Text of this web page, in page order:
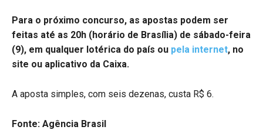
Para o próximo concurso, as apostas podem ser
feitas até as 20h (horário de Brasília) de sábado-feira
(9), em qualquer lotérica do país ou pela internet, no
site ou aplicativo da Caixa.
A aposta simples, com seis dezenas, custa R$ 6.
Fonte: Agência Brasil